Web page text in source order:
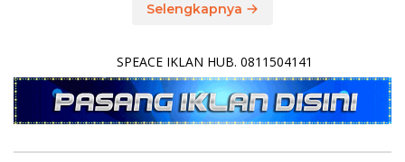
Selengkapnya
SPEACE IKLAN HUB. 0811504141